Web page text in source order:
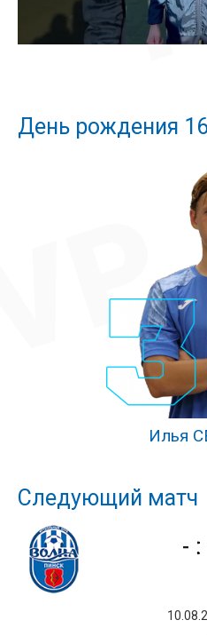
День рождения
Илья
Следующий матч